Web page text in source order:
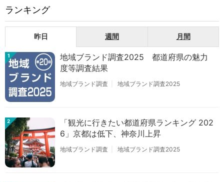
ランキング
昨日 週間 月間
1
地域ブランド調査2025 都道府県の魅力
度等調査結果
地域ブランド調査 地域ブランド調査2025
2
「観光に行きたい都道府県ランキング 202
6」京都は低下、神奈川上昇
地域ブランド調査 地域ブランド調査2025